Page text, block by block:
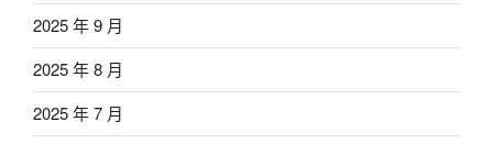
2025 年 9 月
2025 年 8 月
2025 年 7 月